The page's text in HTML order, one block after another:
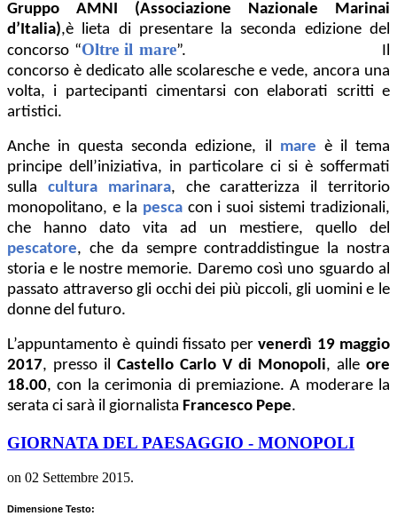
Gruppo AMNI (Associazione Nazionale Marinai
d’Italia),è lieta di presentare la seconda edizione del
concorso “Oltre il mare”. Il
concorso è dedicato alle scolaresche e vede, ancora una
volta, i partecipanti cimentarsi con elaborati scritti e
artistici.
Anche in questa seconda edizione, il mare è il tema
principe dell’iniziativa, in particolare ci si è soffermati
sulla cultura marinara, che caratterizza il territorio
monopolitano, e la pesca con i suoi sistemi tradizionali,
che hanno dato vita ad un mestiere, quello del
pescatore, che da sempre contraddistingue la nostra
storia e le nostre memorie. Daremo così uno sguardo al
passato attraverso gli occhi dei più piccoli, gli uomini e le
donne del futuro.
L’appuntamento è quindi fissato pervenerdì 19 maggio
2017, presso il Castello Carlo V di Monopoli, alle ore
18.00, con la cerimonia di premiazione. A moderare la
serata ci sarà il giornalista Francesco Pepe.
GIORNATA DEL PAESAGGIO - MONOPOLI
on 02 Settembre 2015.
Dimensione Testo: